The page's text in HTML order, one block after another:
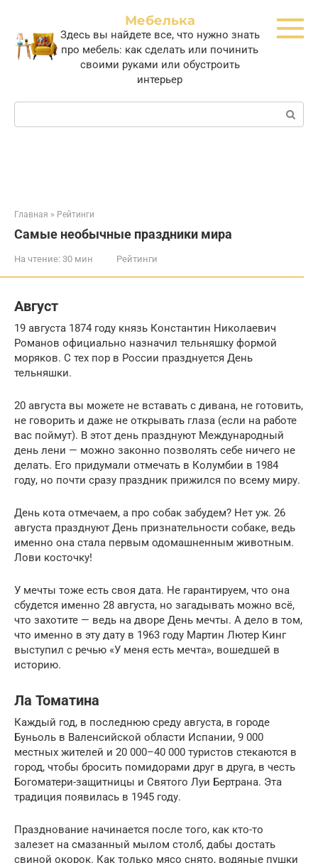
контенту
Мебелька
Здесь вы найдете все, что нужно знать
про мебель: как сделать или починить
своими руками или обустроить
интерьер
Поиск:
Главная » Рейтинги
Самые необычные праздники мира
На чтение: 30 мин Рейтинги
Август
19 августа 1874 году князь Константин Николаевич
Романов официально назначил тельняшку формой
моряков. С тех пор в России празднуется День
тельняшки.
20 августа вы можете не вставать с дивана, не готовить,
не говорить и даже не открывать глаза (если на работе
вас поймут). В этот день празднуют Международный
день лени — можно законно позволять себе ничего не
делать. Его придумали отмечать в Колумбии в 1984
году, но почти сразу праздник прижился по всему миру.
День кота отмечаем, а про собак забудем? Нет уж. 26
августа празднуют День признательности собаке, ведь
именно она стала первым одомашненным животным.
Лови косточку!
У мечты тоже есть своя дата. Не гарантируем, что она
сбудется именно 28 августа, но загадывать можно всё,
что захотите — ведь на дворе День мечты. А дело в том,
что именно в эту дату в 1963 году Мартин Лютер Кинг
выступил с речью «У меня есть мечта», вошедшей в
историю.
Ла Томатина
Каждый год, в последнюю среду августа, в городе
Буньоль в Валенсийской области Испании, 9 000
местных жителей и 20 000–40 000 туристов стекаются в
город, чтобы бросить помидорами друг в друга, в честь
Богоматери-защитницы и Святого Луи Бертрана. Эта
традиция появилась в 1945 году.
Празднование начинается после того, как кто-то
залезет на смазанный мылом столб, дабы достать
свиной окорок. Как только мясо снято, водяные пушки